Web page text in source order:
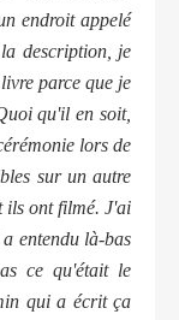
endroit appelé
description, je
parce que je
qu'il en soit,
lors de
sur un autre
ils ont filmé. J'ai
entendu là-bas
ce qu'était le
qui a écrit ça